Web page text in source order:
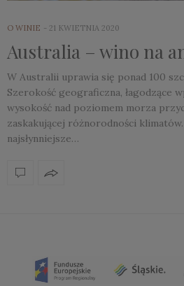
O WINIE 21 KWIETNIA 2020
Australia – wino na
W Australii uprawia się ponad 100
Szerokość geograficzna, łagodzące
wysokość nad poziomem morza
zaskakującej różnorodności
najsłynniejsze…